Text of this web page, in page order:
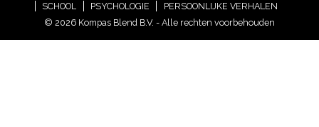
SCHOOL
PSYCHOLOGIE
PERSOONLIJKE VERHALEN
© 2026 Kompas Blend B.V. - Alle rechten voorbehouden